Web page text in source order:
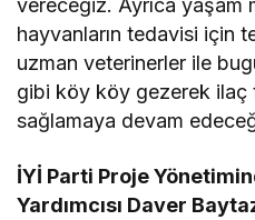
hayvanların tedavisi için
uzman veterinerler ile
gibi köy köy gezerek ilaç
sağlamaya devam
İYİ Parti Proje
Yardımcısı Daver